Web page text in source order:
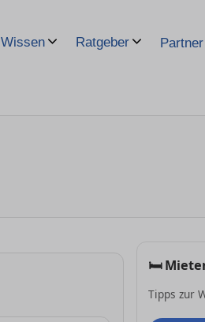
Wissen Ratgeber
🛏
Tipps zur